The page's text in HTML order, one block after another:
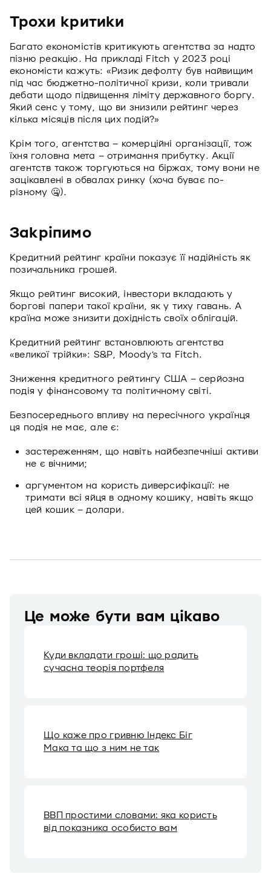
Трохи критики
Багато економістів критикують агентства за надто
пізню реакцію. На прикладі Fitch у 2023 році
економісти кажуть: «Ризик дефолту був найвищим
під час бюджетно-політичної кризи, коли тривали
дебати щодо підвищення ліміту державного боргу.
Який сенс у тому, що ви знизили рейтинг через
кілька місяців після цих подій?»
Крім того, агентства – комерційні організації, тож
їхня головна мета – отримання прибутку. Акції
агентств також торгуються на біржах, тому вони не
зацікавлені в обвалах ринку (хоча буває по-
різному 🤐).
Закріпимо
Кредитний рейтинг країни показує її надійність як
позичальника грошей.
Якщо рейтинг високий, інвестори вкладають у
боргові папери такої країни, як у тиху гавань. А
країна може знизити дохідність своїх облігацій.
Кредитний рейтинг встановлюють агентства
«великої трійки»: S&P, Moody’s та Fitch.
Зниження кредитного рейтингу США – серйозна
подія у фінансовому та політичному світі.
Безпосереднього впливу на пересічного українця
ця подія не має, але є:
застереженням, що навіть найбезпечніші активи
не є вічними;
аргументом на користь диверсифікації: не
тримати всі яйця в одному кошику, навіть якщо
цей кошик – долари.
Це може бути вам цікаво
Куди вкладати гроші: що радить
сучасна теорія портфеля
Що каже про гривню Індекс Біг
Мака та що з ним не так
ВВП простими словами: яка користь
від показника особисто вам